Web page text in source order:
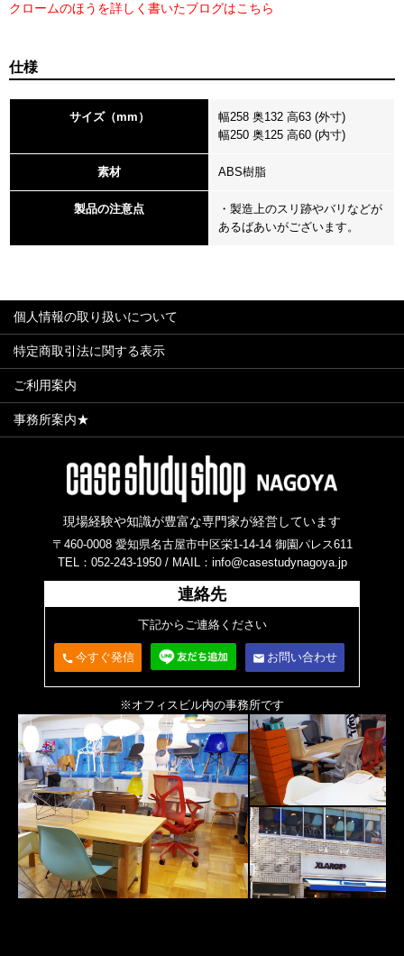
クロームのほうを詳しく書いたブログはこちら
仕様
サイズ（mm）
幅258 奥132 高63 (外寸)
幅250 奥125 高60 (内寸)
素材 ABS樹脂
製品の注意点
・製造上のスリ跡やバリなどが
あるばあいがございます。
個人情報の取り扱いについて
特定商取引法に関する表示
ご利用案内
事務所案内★
現場経験や知識が豊富な専門家が経営しています
〒460-0008 愛知県名古屋市中区栄1-14-14 御園パレス611
TEL：052-243-1950 / MAIL：info@casestudynagoya.jp
連絡先
下記からご連絡ください
call 今すぐ発信 email お問い合わせ
※オフィスビル内の事務所です